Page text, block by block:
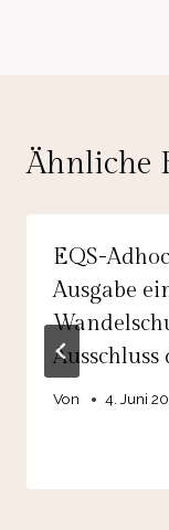
Ähnliche
EQS-
Ausgabe
Ausschluss
Von 4. Juni